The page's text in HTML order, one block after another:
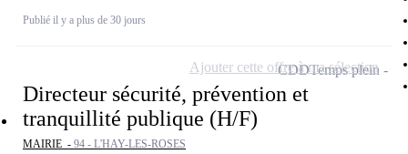
Publié il y a plus de 30 jours
Directeur sécurité, prévention et
tranquillité publique (H/F)
MAIRIE - 94 - L'HAY-LES-ROSES
CDDTemps plein
Ajouter cette offre à ma sélection